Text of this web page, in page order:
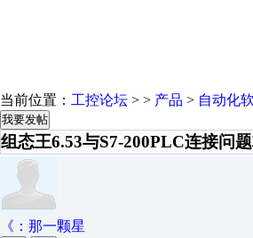
当前位置： 工控论坛 > > 产品 > 自动化
我要发帖
组态王6.53与S7-200PLC连接问
《：那一颗星